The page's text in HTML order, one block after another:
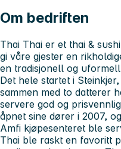
Om bedriften
Thai Thai er et thai &
gi våre gjester en
en tradisjonell og
Det hele startet i
sammen med to datterer
servere god og
åpnet sine dører i 2007,
Amfi kjøpesenteret ble
Thai ble raskt en favoritt